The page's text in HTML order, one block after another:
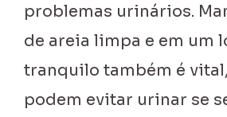
problemas urinários.
de areia limpa e em um
tranquilo também é
podem evitar urinar se